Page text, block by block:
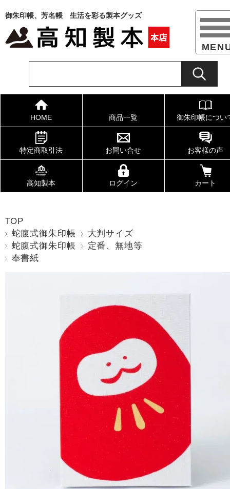
御朱印帳、芳名帳 生活を彩る製本グッズ
HOME 商品一覧 御朱印帳につい
特定商取引法 お問い合せ お客様の声
高知製本 ログイン カート
TOP
蛇腹式御朱印帳
大判サイズ
蛇腹式御朱印帳
定番、無地等
奉書紙